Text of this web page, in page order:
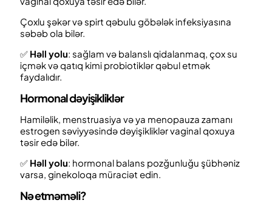
Çoxlu şəkər və spirt qəbulu göbələk infeksiyasına
səbəb ola bilər.
✅ Həll yolu: sağlam və balanslı qidalanmaq, çox su
içmək və qatıq kimi probiotiklər qəbul etmək
faydalıdır.
Hormonal dəyişikliklər
Hamiləlik, menstruasiya və ya menopauza zamanı
estrogen səviyyəsində dəyişikliklərvaginalqoxuya
təsir edə bilər.
✅ Həll yolu: hormonal balans pozğunluğu şübhəniz
varsa, ginekoloqa müraciət edin.
Nəetməməli?